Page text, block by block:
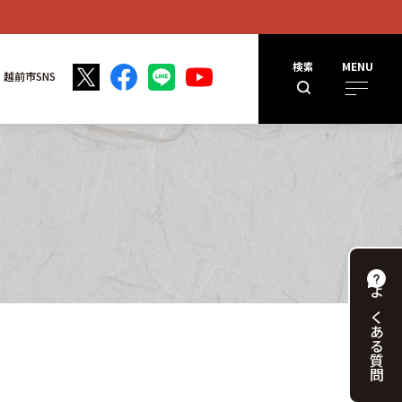
検索 MENU
越前市SNS
よくある
質問